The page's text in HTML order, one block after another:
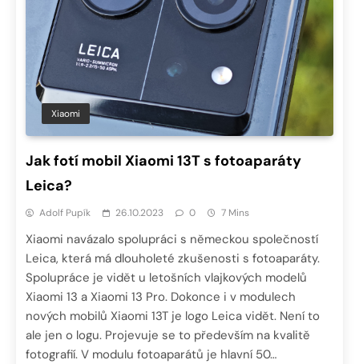
Xiaomi
Jak fotí mobil Xiaomi 13T s fotoaparáty
Leica?
Adolf Pupík 26.10.2023 0 7 Mins
Xiaomi navázalo spolupráci s německou společností
Leica, která má dlouholeté zkušenosti s fotoaparáty.
Spolupráce je vidět u letošních vlajkových modelů
Xiaomi 13 a Xiaomi 13 Pro. Dokonce i v modulech
nových mobilů Xiaomi 13T je logo Leica vidět. Není to
ale jen o logu. Projevuje se to především na kvalitě
fotografií. V modulu fotoaparátů je hlavní 50…